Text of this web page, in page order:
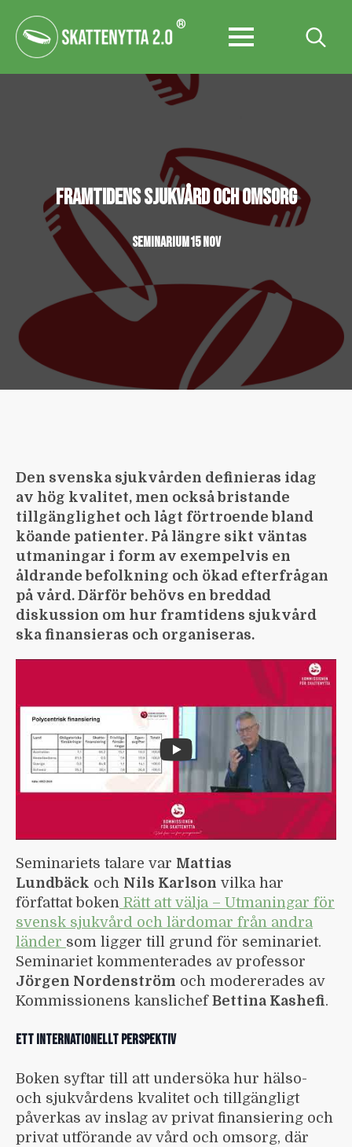
®
FRAMTIDENS SJUKVÅRD OCH OMSORG
SEMINARIUM15 NOV
Den svenska sjukvården definieras idag
av hög kvalitet, men också bristande
tillgänglighet och lågt förtroende bland
köande patienter. På längre sikt väntas
utmaningar i form av exempelvis en
åldrande befolkning och ökad efterfrågan
på vård. Därför behövs en breddad
diskussion om hur framtidens sjukvård
ska finansieras och organiseras.
Seminariets talare var Mattias
Lundbäck och Nils Karlson vilka har
författat boken Rätt att välja – Utmaningar för
svensk sjukvård och lärdomar från andra
länder som ligger till grund för seminariet.
Seminariet kommenterades av professor
Jörgen Nordenström och modererades av
Kommissionens kanslichef Bettina Kashefi.
Ett internationellt perspektiv
Boken syftar till att undersöka hur hälso-
och sjukvårdens kvalitet och tillgängligt
påverkas av inslag av privat finansiering och
privat utförande av vård och omsorg, där